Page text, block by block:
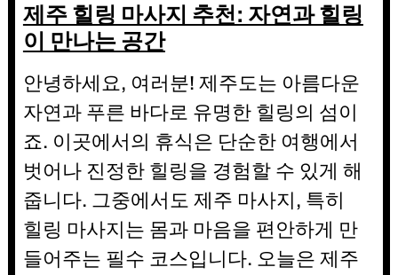
제주 힐링 마사지 추천: 자연과 힐링
이 만나는 공간
안녕하세요, 여러분! 제주도는 아름다운
자연과 푸른 바다로 유명한 힐링의 섬이
죠. 이곳에서의 휴식은 단순한 여행에서
벗어나 진정한 힐링을 경험할 수 있게 해
줍니다. 그중에서도 제주 마사지, 특히
힐링 마사지는 몸과 마음을 편안하게 만
들어주는 필수 코스입니다. 오늘은 제주